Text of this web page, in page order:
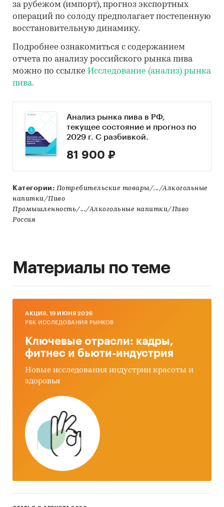
за рубежом (импорт), прогноз экспортных
операций по солоду предполагает постепенную
восстановительную динамику.
Подробнее ознакомиться с содержанием
отчета по анализу российского рынка пива
можно по ссылке Исследование (анализ) рынка
пива.
Анализ рынка пива в РФ,
текущее состояние и прогноз по
2029 г. С разбивкой.
81 900 ₽
Категории: Потребительские товары/.../Алкогольные
напитки/Пиво
Промышленность/.../Алкогольные напитки/Пиво
Россия
Материалы по теме
AКЦИЯ, 19 ИЮНЯ 2026
РБК ИССЛЕДОВАНИЯ РЫНКОВ
Ключевые отрасли: кадры,
фитнес и бьюти-индустрия
Новые исследования индустрии красоты и
здоровья